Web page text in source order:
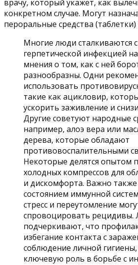
врачу, который укажет, как
конкретном случае. Могут
пероральные средства
Многие люди сталкиваются с
герпетической инфекцией на
мнения о том, как с ней
разнообразны. Одни
использовать
такие как ацикловир,
ускорить заживление и
Другие советуют народные
например, алоэ вера или
дерева, которые обладают
противовоспалительными
Некоторые делятся опытом
холодных компрессов для
и дискомфорта. Важно также
состоянием иммунной
стресс и переутомление
спровоцировать рецидивы.
подчеркивают, что
избегание контакта с
соблюдение личной гигиены,
ключевую роль в борьбе с